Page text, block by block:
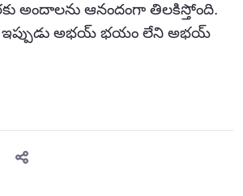
అందాలను ఆనందంగా తిలకిస్తోంది.
ఇప్పుడు అభయ్ భయం లేని అభయ్
average rating is 0 stars out of 5.